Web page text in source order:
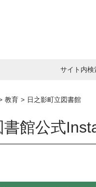
サイト内検
教育 日之影町立図書館
書館公式